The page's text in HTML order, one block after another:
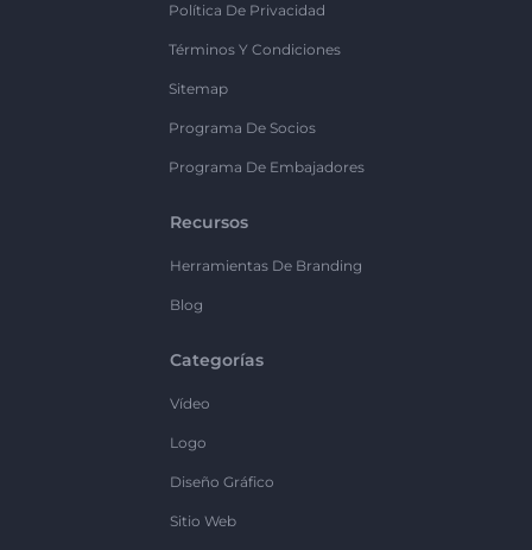
Política De Privacidad
Términos Y Condiciones
Sitemap
Programa De Socios
Programa De Embajadores
Recursos
Herramientas De Branding
Blog
Categorías
Vídeo
Logo
Diseño Gráfico
Sitio Web